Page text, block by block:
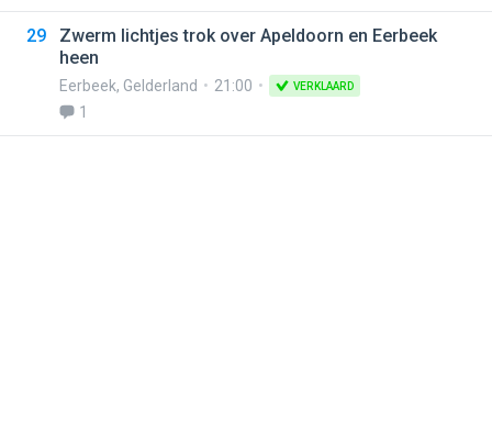
29
Zwerm lichtjes trok over Apeldoorn en Eerbeek
heen
Eerbeek, Gelderland 21:00 VERKLAARD
1